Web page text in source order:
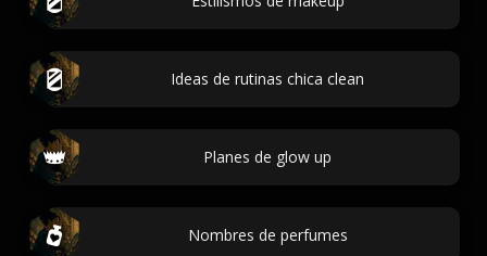
Ideas de rutinas chica clean
Planes de glow up
Nombres de perfumes